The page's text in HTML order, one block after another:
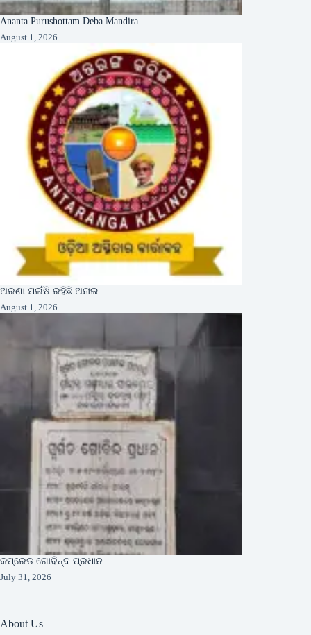
Ananta Purushottam Deba Mandira
August 1, 2026
ଅରଣା ମଇଁଷି ରହିଛି ଅନାଇ
August 1, 2026
କମ୍ରେଡ ଗୋବିନ୍ଦ ପ୍ରଧାନ
July 31, 2026
About Us